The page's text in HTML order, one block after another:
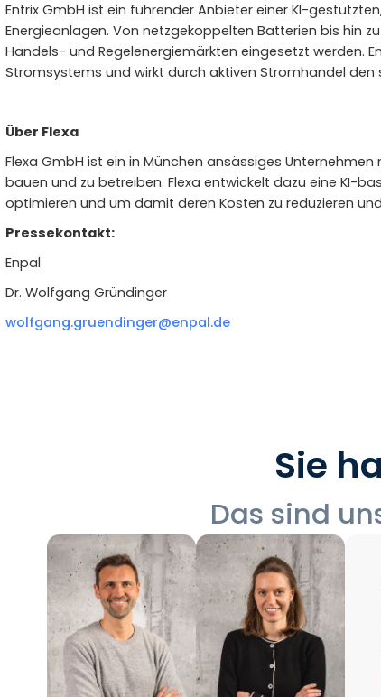
Entrix GmbH ist ein führender Anbieter einer KI-
Energieanlagen. Von netzgekoppelten Batterien bis hin
Handels- und Regelenergiemärkten eingesetzt werden.
Stromsystems und wirkt durch aktiven Stromhandel den
Über Flexa
Flexa GmbH ist ein in München ansässiges
bauen und zu betreiben. Flexa entwickelt dazu eine KI-
optimieren und um damit deren Kosten zu reduzieren
Pressekontakt:
Enpal
Dr. Wolfgang Gründinger
wolfgang.gruendinger@enpal.de
Sie
Das sind